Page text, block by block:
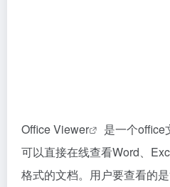
Office Viewer
是一个office
可以直接在线查看Word、
格式的文档。用户要查看的